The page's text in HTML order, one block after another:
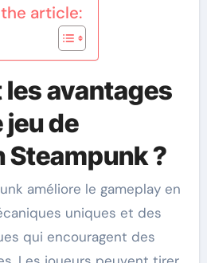
article:
les avantages
jeu de
Steampunk ?
améliore le gameplay en
uniques et des
qui encouragent des